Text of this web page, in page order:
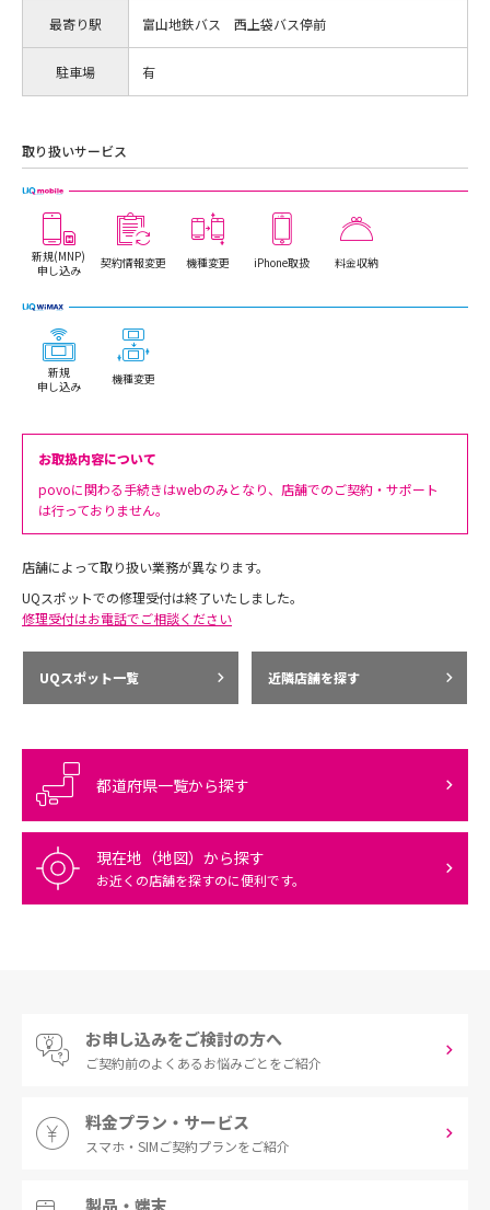
最寄り駅 富山地鉄バス 西上袋バス停前
駐車場 有
取り扱いサービス
新規(MNP)
申し込み
契約情報変更 機種変更 iPhone取扱 料金収納
新規
申し込み
機種変更
お取扱内容について
povoに関わる手続きはwebのみとなり、店舗でのご契約・サポート
は行っておりません。
店舗によって取り扱い業務が異なります。
UQスポットでの修理受付は終了いたしました。
修理受付はお電話でご相談ください
UQスポット一覧 近隣店舗を探す
都道府県一覧から探す
現在地（地図）から探す
お近くの店舗を探すのに便利です。
お申し込みをご検討の方へ
ご契約前のよくあるお悩みごとをご紹介
料金プラン・サービス
スマホ・SIMご契約プランをご紹介